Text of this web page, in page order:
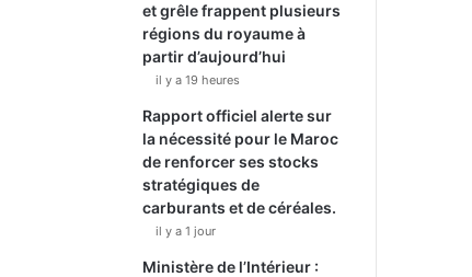
et grêle frappent plusieurs
régions du royaume à
partir d’aujourd’hui
il y a 19 heures
Rapport officiel alerte sur
la nécessité pour le Maroc
de renforcer ses stocks
stratégiques de
carburants et de céréales.
il y a 1 jour
Ministère de l’Intérieur :